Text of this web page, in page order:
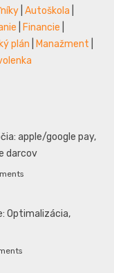
Autoškola
Financie
plán Manažment
apple/google pay,
darcov
Optimalizácia,